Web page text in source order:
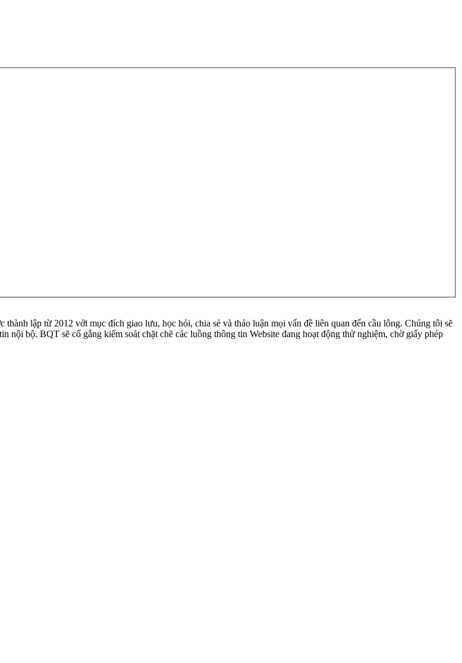
lập từ 2012 với mục đích giao lưu, học hỏi, chia sẻ và thảo luận mọi vấn đề liên quan đến cầu lông. Chúng tôi sẽ
nội bộ. BQT sẽ cố gắng kiểm soát chặt chẽ các luồng thông tin Website đang hoạt động thử nghiệm, chờ giấy phép